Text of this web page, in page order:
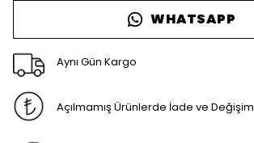
WHATSAPP
Aynı Gün Kargo
Açılmamış Ürünlerde İade ve Değişim